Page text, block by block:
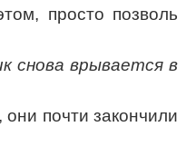
просто позволь
снова врывается в
почти закончили